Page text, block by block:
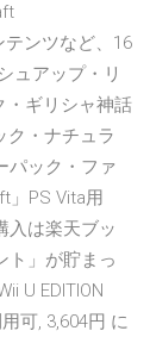
ンツなど、16
ュアップ・リ
・ギリシャ神話
ク・ナチュラ
パック・ファ
」PS Vita用
入は楽天ブッ
ト」が貯まっ
U EDITION
可, 3,604円 に